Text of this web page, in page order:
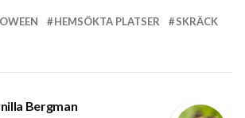
HEMSÖKTA PLATSER
SKRÄCK
Bergman